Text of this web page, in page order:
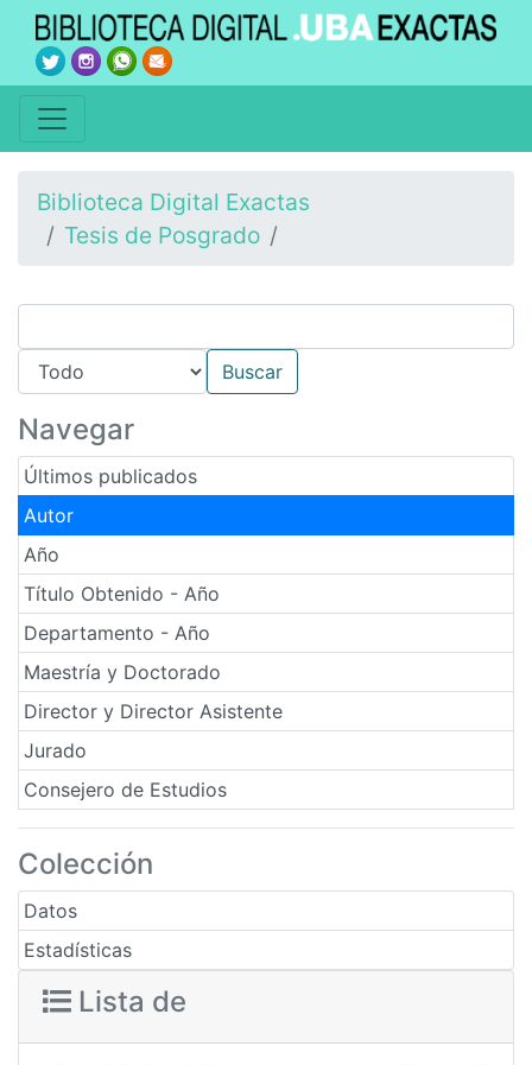
Biblioteca Digital Exactas
Tesis de Posgrado
Navegar
Últimos publicados
Autor
Año
Título Obtenido - Año
Departamento - Año
Maestría y Doctorado
Director y Director Asistente
Jurado
Consejero de Estudios
Colección
Datos
Estadísticas
Lista de